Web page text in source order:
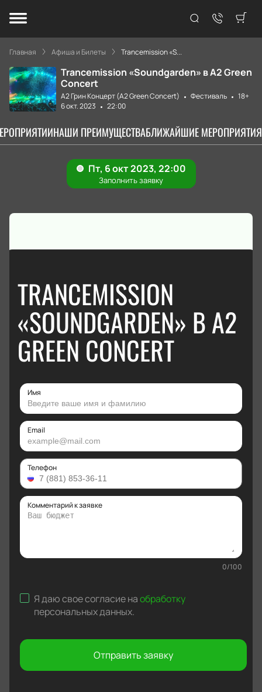
Главная Афиша и Билеты Trancemission «S...
Trancemission «Soundgarden» в А2 Green
Concert
А2 Грин Концерт (A2 Green Concert) Фестиваль
18+
6 окт. 2023
22:00
НАШИ ПРЕИМУЩЕСТВАБЛИЖАЙШИЕ МЕРОПРИЯТИЯ
TRANCEMISSION
«SOUNDGARDEN» В А2
GREEN CONCERT
Имя
Email
Телефон
Комментарий к заявке
0/100
Я даю свое согласие наобработку
персональных данных.
Отправить заявку